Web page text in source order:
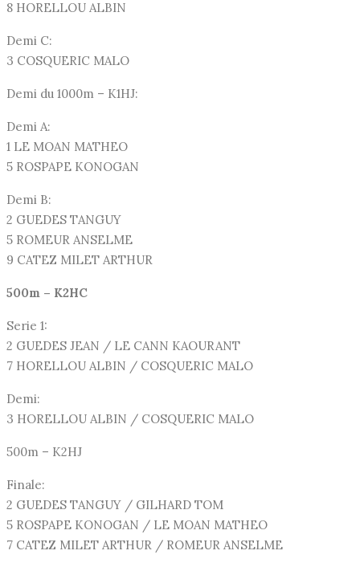
8 HORELLOU ALBIN
Demi C:
3 COSQUERIC MALO
Demi du 1000m – K1HJ:
Demi A:
1 LE MOAN MATHEO
5 ROSPAPE KONOGAN
Demi B:
2 GUEDES TANGUY
5 ROMEUR ANSELME
9 CATEZ MILET ARTHUR
500m – K2HC
Serie 1:
2 GUEDES JEAN / LE CANN KAOURANT
7 HORELLOU ALBIN / COSQUERIC MALO
Demi:
3 HORELLOU ALBIN / COSQUERIC MALO
500m – K2HJ
Finale:
2 GUEDES TANGUY / GILHARD TOM
5 ROSPAPE KONOGAN / LE MOAN MATHEO
7 CATEZ MILET ARTHUR / ROMEUR ANSELME